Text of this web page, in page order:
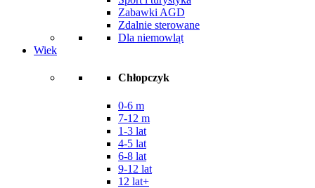
Zabawki AGD
Zdalnie sterowane
Dla niemowląt
Wiek
Chłopczyk
0-6 m
7-12 m
1-3 lat
4-5 lat
6-8 lat
9-12 lat
12 lat+